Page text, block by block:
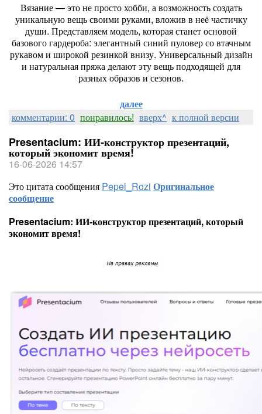
Вязание— этонепростохобби, авозможностьсоздать
уникальнуювещьсвоими руками, вложив в неёчастичку
души. Представляеммодель, котораястанетосновой
базовогогардероба: элегантный синий пуловерсовтачным
рукавоми широкой резинкой внизу. Универсальный дизайн
и натуральнаяпряжаделаютэтувещьподходящей для
разныхобразов и сезонов.
далее
комментарии: 0 понравилось! вверх^ к полной версии
Presentacium: ИИ‑конструктор презентаций,
который экономит время!
16-06-2026 14:57
Это цитата сообщения Pepel_Rozi Оригинальное
сообщение
Presentacium: ИИ‑конструктор презентаций, который
экономит время!